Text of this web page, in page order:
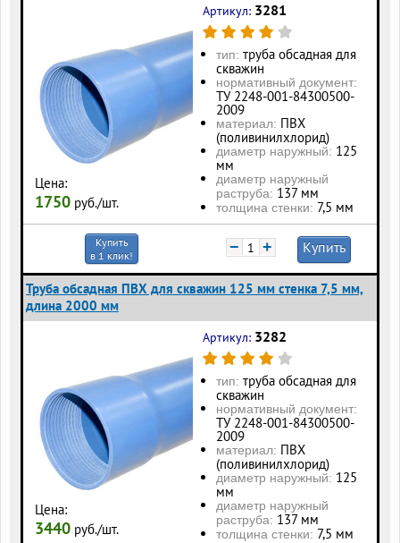
Цена:
1750 руб./шт.
Артикул: 3281
тип: труба обсадная для
скважин
нормативный документ:
ТУ 2248-001-84300500-
2009
материал: ПВХ
(поливинилхлорид)
диаметр наружный: 125
мм
диаметр наружный
раструба: 137 мм
толщина стенки: 7,5 мм
Купить
в 1 клик!
− + Купить
Труба обсадная ПВХ для скважин 125 мм стенка 7,5 мм,
длина 2000 мм
Цена:
3440 руб./шт.
Артикул: 3282
тип: труба обсадная для
скважин
нормативный документ:
ТУ 2248-001-84300500-
2009
материал: ПВХ
(поливинилхлорид)
диаметр наружный: 125
мм
диаметр наружный
раструба: 137 мм
толщина стенки: 7,5 мм